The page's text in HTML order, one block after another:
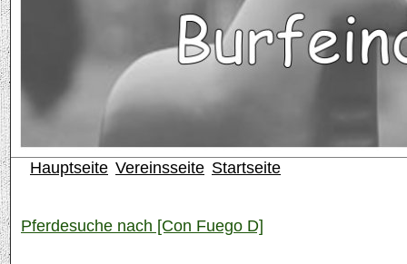
Hauptseite Vereinsseite Startseite
Pferdesuche nach [Con Fuego D]